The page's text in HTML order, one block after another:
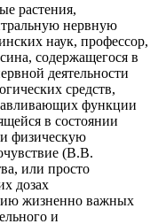
растения,
нервную
наук, профессор,
содержащегося в
деятельности
средств,
функции
в состоянии
физическую
(В.В.
или просто
дозах
жизненно важных
и